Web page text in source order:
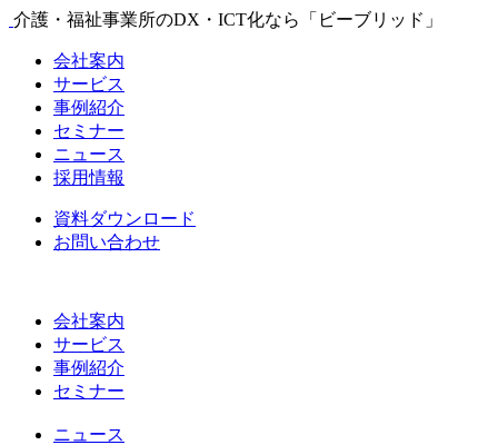
介護・福祉事業所のDX・ICT化なら「ビーブリッド」
会社案内
サービス
事例紹介
セミナー
ニュース
採用情報
資料ダウンロード
お問い合わせ
会社案内
サービス
事例紹介
セミナー
ニュース